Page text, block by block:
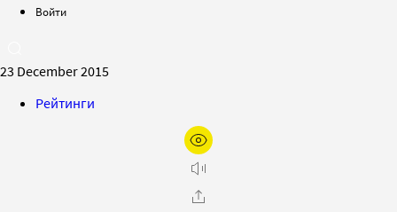
Войти
23 December 2015
Рейтинги